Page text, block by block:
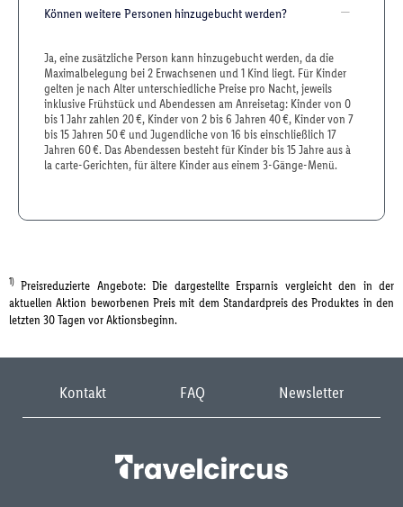
Können weitere Personen hinzugebucht werden?
Ja, eine zusätzliche Person kann hinzugebucht werden, da die
Maximalbelegung bei 2 Erwachsenen und 1 Kind liegt. Für Kinder
gelten je nach Alter unterschiedliche Preise pro Nacht, jeweils
inklusive Frühstück und Abendessen am Anreisetag: Kinder von 0
bis 1 Jahr zahlen 20 €, Kinder von 2 bis 6 Jahren 40 €, Kinder von 7
bis 15 Jahren 50 € und Jugendliche von 16 bis einschließlich 17
Jahren 60 €. Das Abendessen besteht für Kinder bis 15 Jahre aus à
la carte-Gerichten, für ältere Kinder aus einem 3-Gänge-Menü.
1) Preisreduzierte Angebote: Die dargestellte Ersparnis vergleicht den in der
aktuellen Aktion beworbenen Preis mit dem Standardpreis des Produktes in den
letzten 30 Tagen vor Aktionsbeginn.
Kontakt FAQ Newsletter